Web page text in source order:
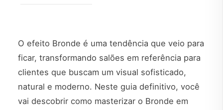
O efeito Bronde é uma tendência que veio para
ficar, transformando salões em referência para
clientes que buscam um visual sofisticado,
natural e moderno. Neste guia definitivo, você
vai descobrir como masterizar o Bronde em